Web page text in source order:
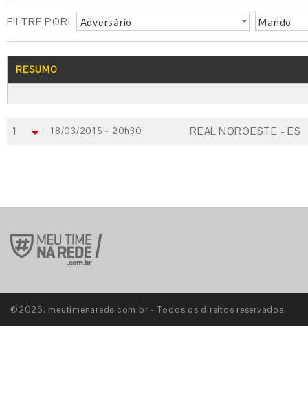
FILTRE POR: Adversário Mando
RESUMO
1 18/03/2015 - 20h30 REAL NOROESTE - ES
©2026. meutimenarede.com.br - Todos os direitos reservados.